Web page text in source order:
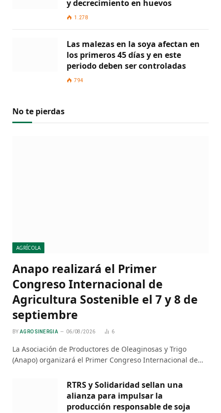
y decrecimiento en huevos
1.278
Las malezas en la soya afectan en
los primeros 45 días y en este
periodo deben ser controladas
794
No te pierdas
AGRÍCOLA
Anapo realizará el Primer
Congreso Internacional de
Agricultura Sostenible el 7 y 8 de
septiembre
BY AGRO SINERGIA 06/08/2026 6
La Asociación de Productores de Oleaginosas y Trigo
(Anapo) organizará el Primer Congreso Internacional de…
RTRS y Solidaridad sellan una
alianza para impulsar la
producción responsable de soja